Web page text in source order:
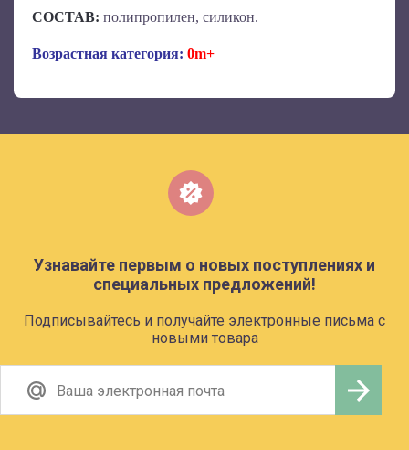
СОСТАВ: полипропилен, силикон.
Возрастная категория: 0m+
Узнавайте первым о новых поступлениях и
специальных предложений!
Подписывайтесь и получайте электронные письма с
новыми товара